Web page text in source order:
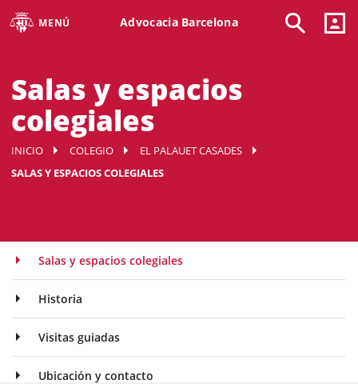
MENÚ Advocacia Barcelona
Salas y espacios
colegiales
INICIO COLEGIO
EL PALAUET CASADES
SALAS Y ESPACIOS COLEGIALES
Salas y espacios colegiales
Historia
Visitas guiadas
Ubicación y contacto